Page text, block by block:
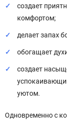
создает
комфортом;
делает запах
обогащает
создает
уютом.
Одновременно с